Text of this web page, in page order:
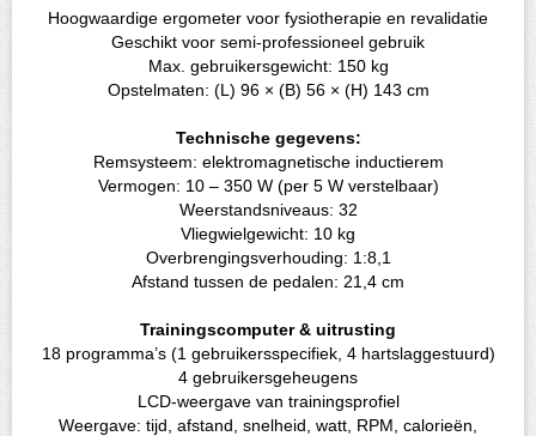
Hoogwaardige ergometer voor fysiotherapie en revalidatie
Geschikt voor semi-professioneel gebruik
Max. gebruikersgewicht: 150 kg
Opstelmaten: (L) 96 × (B) 56 × (H) 143 cm
Technische gegevens:
Remsysteem: elektromagnetische inductierem
Vermogen: 10 – 350 W (per 5 W verstelbaar)
Weerstandsniveaus: 32
Vliegwielgewicht: 10 kg
Overbrengingsverhouding: 1:8,1
Afstand tussen de pedalen: 21,4 cm
Trainingscomputer & uitrusting
18 programma’s (1 gebruikersspecifiek, 4 hartslaggestuurd)
4 gebruikersgeheugens
LCD-weergave van trainingsprofiel
Weergave: tijd, afstand, snelheid, watt, RPM, calorieën,